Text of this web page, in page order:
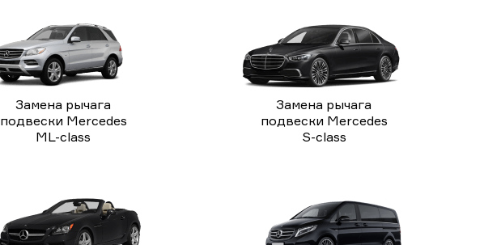
Замена рычага
подвески Mercedes
ML-class
Замена рычага
подвески Mercedes
S-class